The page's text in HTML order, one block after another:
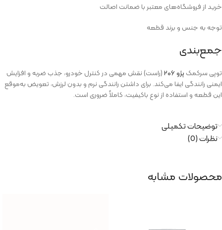
خرید از فروشگاه‌های معتبر با ضمانت اصالت
توجه به جنس و برند قطعه
جمع‌بندی
توپی سرکمک پژو ۲۰۶
(راست) نقش مهمی در کنترل خودرو، جذب ضربه و افزایش
ایمنی رانندگی ایفا می‌کند. برای داشتن رانندگی نرم و بدون لرزش، تعویض به‌موقع
این قطعه و استفاده از نوع باکیفیت، کاملاً ضروری است.
توضیحات تکمیلی
نظرات (0)
محصولات مشابه